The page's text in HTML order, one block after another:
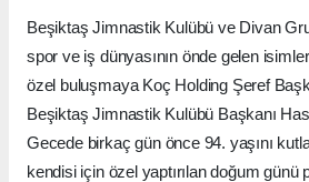
Beşiktaş Jimnastik Kulübü ve Divan
spor ve iş dünyasının önde gelen
özel buluşmaya Koç Holding Şeref
Beşiktaş Jimnastik Kulübü Başkanı
Gecede birkaç gün önce 94. yaşını
kendisi için özel yaptırılan doğum günü